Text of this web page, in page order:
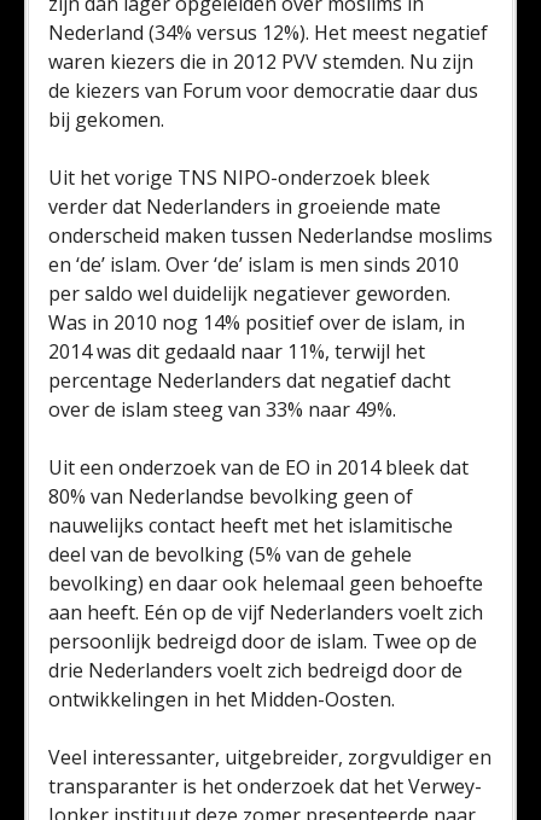
Nederland (34% versus 12%). Het meest negatief
waren kiezers die in 2012 PVV stemden. Nu zijn
de kiezers van Forum voor democratie daar dus
bij gekomen.
Uit het vorige TNS NIPO-onderzoek bleek
verder dat Nederlanders in groeiende mate
onderscheid maken tussen Nederlandse moslims
en ‘de’ islam. Over ‘de’ islam is men sinds 2010
per saldo wel duidelijk negatiever geworden.
Was in 2010 nog 14% positief over de islam, in
2014 was dit gedaald naar 11%, terwijl het
percentage Nederlanders dat negatief dacht
over de islam steeg van 33% naar 49%.
Uit een onderzoek van de EO in 2014 bleek dat
80% van Nederlandse bevolking geen of
nauwelijks contact heeft met het islamitische
deel van de bevolking (5% van de gehele
bevolking) en daar ook helemaal geen behoefte
aan heeft. Eén op de vijf Nederlanders voelt zich
persoonlijk bedreigd door de islam. Twee op de
drie Nederlanders voelt zich bedreigd door de
ontwikkelingen in het Midden-Oosten.
Veel interessanter, uitgebreider, zorgvuldiger en
transparanter is het onderzoek dat het Verwey-